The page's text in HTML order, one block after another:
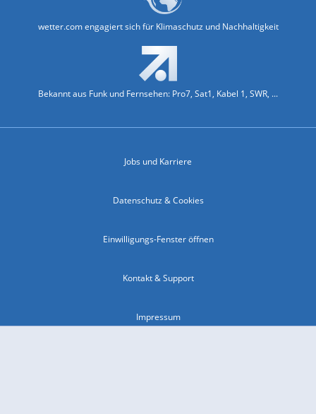
wetter.com engagiert sich für Klimaschutz und Nachhaltigkeit
Bekannt aus Funk und Fernsehen: Pro7, Sat1, Kabel 1, SWR, ...
Jobs und Karriere
Datenschutz & Cookies
Einwilligungs-Fenster öffnen
Kontakt & Support
Impressum